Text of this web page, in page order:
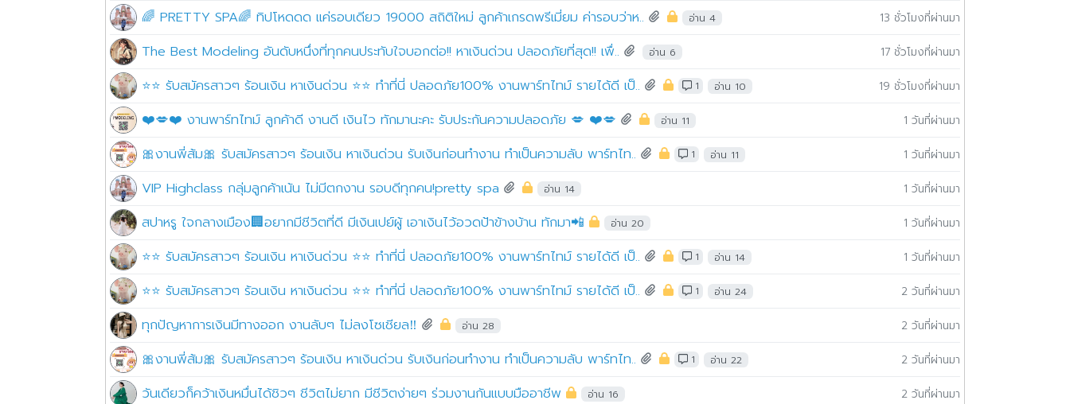
🌈 PRETTY SPA🌈 ทิปโหดดด แค่รอบเดียว 19000 สถิติใหม่ ลูกค้าเกรดพรีเมี่ยม ค่ารอบว่าห.. อ่าน 4 13 ชั่วโมงที่ผ่านมา
The Best Modeling อันดับหนึ่งที่ทุกคนประทับใจบอกต่อ!! หาเงินด่วน ปลอดภัยที่สุด!! เพื่.. อ่าน 6 17 ชั่วโมงที่ผ่านมา
⭐⭐ รับสมัครสาวๆ ร้อนเงิน หาเงินด่วน ⭐⭐ ทำที่นี่ ปลอดภัย100% งานพาร์ทไทม์ รายได้ดี เป็.. 1 อ่าน 10 19 ชั่วโมงที่ผ่านมา
❤️💋❤️ งานพาร์ทไทม์ ลูกค้าดี งานดี เงินไว ทักมานะคะ รับประกันความปลอดภัย 💋 ❤️💋 อ่าน 11 1 วันที่ผ่านมา
🎀งานพี่ส้ม🎀 รับสมัครสาวๆ ร้อนเงิน หาเงินด่วน รับเงินก่อนทำงาน ทำเป็นความลับ พาร์ทไท.. 1 อ่าน 11 1 วันที่ผ่านมา
VIP Highclass กลุ่มลูกค้าเน้น ไม่มีตกงาน รอบดีทุกคน!pretty spa อ่าน 14 1 วันที่ผ่านมา
สปาหรู ใจกลางเมือง🏢อยากมีชีวิตที่ดี มีเงินเปย์ผู้ เอาเงินไว้อวดป้าข้างบ้าน ทักมา📲 อ่าน 20 1 วันที่ผ่านมา
⭐⭐ รับสมัครสาวๆ ร้อนเงิน หาเงินด่วน ⭐⭐ ทำที่นี่ ปลอดภัย100% งานพาร์ทไทม์ รายได้ดี เป็.. 1 อ่าน 14 1 วันที่ผ่านมา
⭐⭐ รับสมัครสาวๆ ร้อนเงิน หาเงินด่วน ⭐⭐ ทำที่นี่ ปลอดภัย100% งานพาร์ทไทม์ รายได้ดี เป็.. 1 อ่าน 24 2 วันที่ผ่านมา
ทุกปัญหาการเงินมีทางออก งานลับๆ ไม่ลงโซเชียล‼️ อ่าน 28 2 วันที่ผ่านมา
🎀งานพี่ส้ม🎀 รับสมัครสาวๆ ร้อนเงิน หาเงินด่วน รับเงินก่อนทำงาน ทำเป็นความลับ พาร์ทไท.. 1 อ่าน 22 2 วันที่ผ่านมา
วันเดียวก็คว้าเงินหมื่นได้ชิวๆ ชีวิตไม่ยาก มีชีวิตง่ายๆ ร่วมงานกันแบบมืออาชีพ อ่าน 16 2 วันที่ผ่านมา